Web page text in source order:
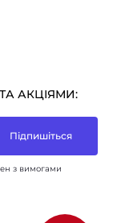
АКЦІЯМИ:
Підпишіться
з вимогами